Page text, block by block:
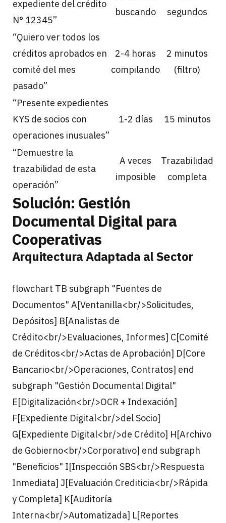
expediente del crédito
N° 12345”
buscando
segundos
“Quiero ver todos los
créditos aprobados en
comité del mes
pasado”
2-4 horas
compilando
2 minutos
(filtro)
“Presente expedientes
KYS de socios con
operaciones inusuales”
1-2 días 15 minutos
“Demuestre la
trazabilidad de esta
operación”
A veces
imposible
Trazabilidad
completa
Solución: Gestión
Documental Digital para
Cooperativas
Arquitectura Adaptada al Sector
flowchart TB subgraph "Fuentes de
Documentos" A[Ventanilla<br/>Solicitudes,
Depósitos] B[Analistas de
Crédito<br/>Evaluaciones, Informes] C[Comité
de Créditos<br/>Actas de Aprobación] D[Core
Bancario<br/>Operaciones, Contratos] end
subgraph "Gestión Documental Digital"
E[Digitalización<br/>OCR + Indexación]
F[Expediente Digital<br/>del Socio]
G[Expediente Digital<br/>de Crédito] H[Archivo
de Gobierno<br/>Corporativo] end subgraph
"Beneficios" I[Inspección SBS<br/>Respuesta
Inmediata] J[Evaluación Crediticia<br/>Rápida
y Completa] K[Auditoría
Interna<br/>Automatizada] L[Reportes